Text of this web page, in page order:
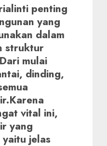
penting
yang
dalam
struktur
mulai
dinding,
vital ini,
yang
jelas